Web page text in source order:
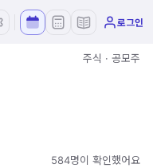
로그인
주식 · 공모주
584명이 확인했어요